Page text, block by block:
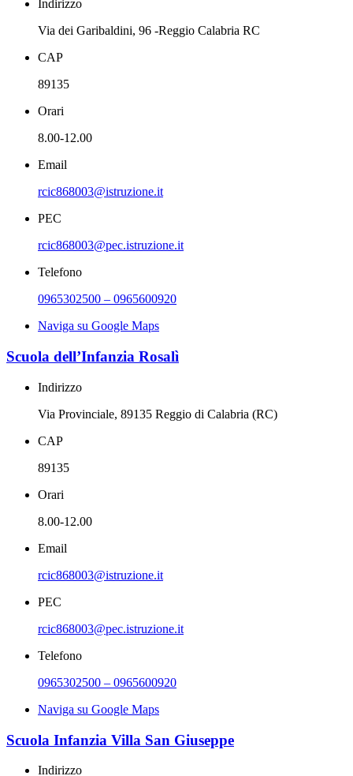
Indirizzo
Via dei Garibaldini, 96 -Reggio Calabria RC
CAP
89135
Orari
8.00-12.00
Email
rcic868003@istruzione.it
PEC
rcic868003@pec.istruzione.it
Telefono
0965302500 – 0965600920
Naviga su Google Maps
Scuola dell’Infanzia Rosalì
Indirizzo
Via Provinciale, 89135 Reggio di Calabria (RC)
CAP
89135
Orari
8.00-12.00
Email
rcic868003@istruzione.it
PEC
rcic868003@pec.istruzione.it
Telefono
0965302500 – 0965600920
Naviga su Google Maps
Scuola Infanzia Villa San Giuseppe
Indirizzo